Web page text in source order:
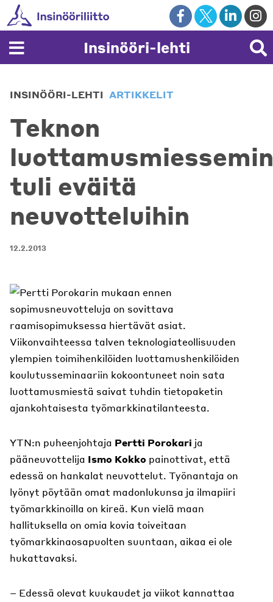
Skip
to
content
Insinööri-lehti
INSINÖÖRI-LEHTI ARTIKKELIT
Teknon
tuli eväitä
neuvotteluihin
12.2.2013
Viikonvaihteessa talven teknologiateollisuuden
ylempien toimihenkilöiden luottamushenkilöiden
koulutusseminaariin kokoontuneet noin sata
luottamusmiestä saivat tuhdin tietopaketin
ajankohtaisesta työmarkkinatilanteesta.
YTN:n puheenjohtaja Pertti Porokari ja
pääneuvottelija Ismo Kokko painottivat, että
edessä on hankalat neuvottelut. Työnantaja on
lyönyt pöytään omat madonlukunsa ja ilmapiiri
työmarkkinoilla on kireä. Kun vielä maan
hallituksella on omia kovia toiveitaan
työmarkkinaosapuolten suuntaan, aikaa ei ole
hukattavaksi.
– Edessä olevat kuukaudet ja viikot kannattaa